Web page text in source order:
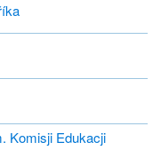
Komisji Edukacji